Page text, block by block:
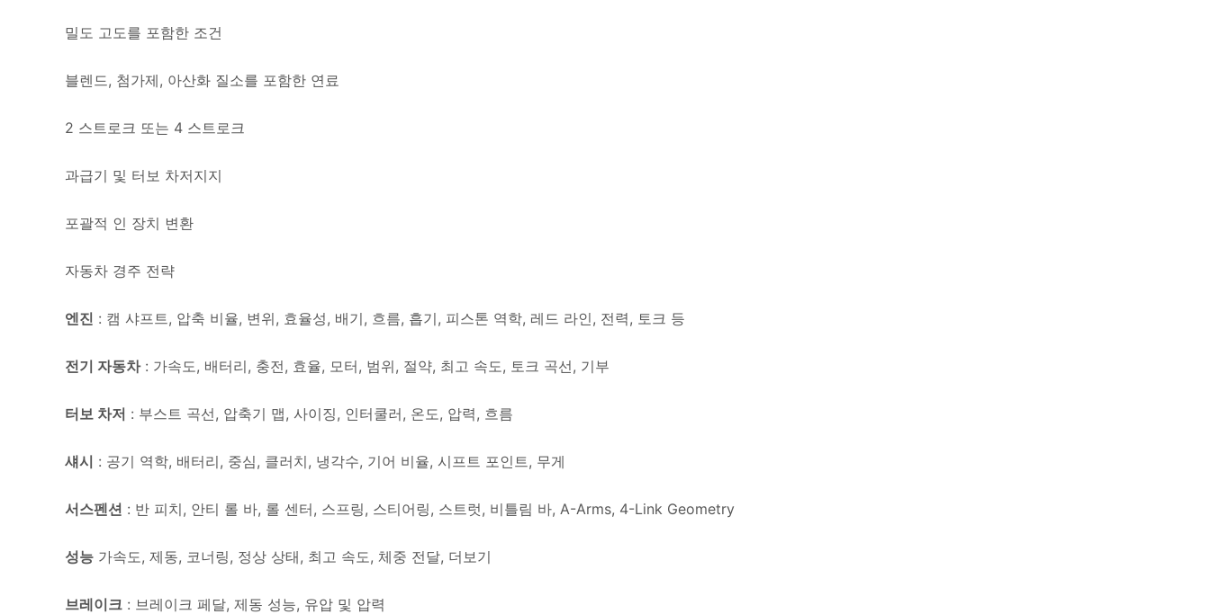
밀도 고도를 포함한 조건
블렌드, 첨가제, 아산화 질소를 포함한 연료
2 스트로크 또는 4 스트로크
과급기 및 터보 차저지지
포괄적 인 장치 변환
자동차 경주 전략
엔진 : 캠 샤프트, 압축 비율, 변위, 효율성, 배기, 흐름, 흡기, 피스톤 역학, 레드 라인, 전력, 토크 등
전기 자동차: 가속도, 배터리, 충전, 효율, 모터, 범위, 절약, 최고 속도, 토크 곡선, 기부
터보 차저 : 부스트 곡선, 압축기 맵, 사이징, 인터쿨러, 온도, 압력, 흐름
섀시 : 공기 역학, 배터리, 중심, 클러치, 냉각수, 기어 비율, 시프트 포인트, 무게
서스펜션 : 반 피치, 안티 롤 바, 롤 센터, 스프링, 스티어링, 스트럿, 비틀림 바, A-Arms, 4-Link Geometry
성능 가속도, 제동, 코너링, 정상 상태, 최고 속도, 체중 전달, 더보기
브레이크 : 브레이크 페달, 제동 성능, 유압 및 압력